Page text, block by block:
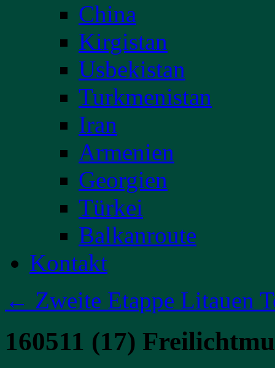
China
Kirgistan
Usbekistan
Turkmenistan
Iran
Armenien
Georgien
Türkei
Balkanroute
Kontakt
← Zweite Etappe Litauen
160511 (17)